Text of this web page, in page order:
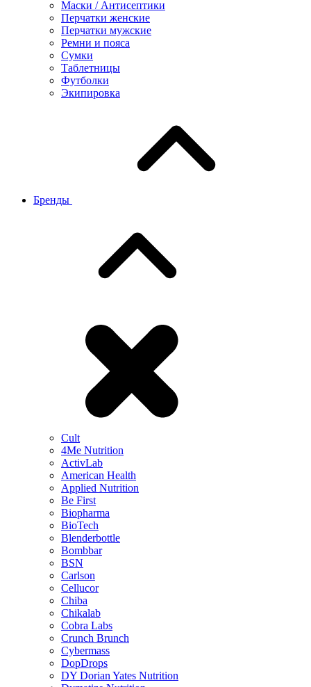
Маски / Антисептики
Перчатки женские
Перчатки мужские
Ремни и пояса
Сумки
Таблетницы
Футболки
Экипировка
Бренды
Cult
4Me Nutrition
ActivLab
American Health
Applied Nutrition
Be First
Biopharma
BioTech
Blenderbottle
Bombbar
BSN
Carlson
Cellucor
Chiba
Chikalab
Cobra Labs
Crunch Brunch
Cybermass
DopDrops
DY Dorian Yates Nutrition